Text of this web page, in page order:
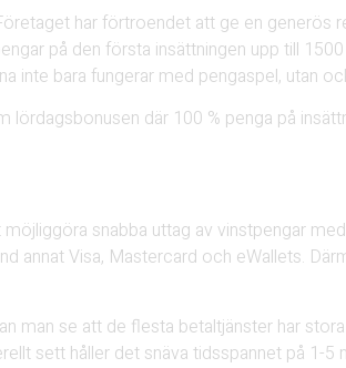
har förtroendet att ge en generös
på den första insättningen upp till
inte bara fungerar med pengaspel, utan
lördagsbonusen där 100 % penga på
snabba uttag av vinstpengar
annat Visa, Mastercard och eWallets.
man se att de flesta betaltjänster har
sett håller det snäva tidsspannet på 1-5